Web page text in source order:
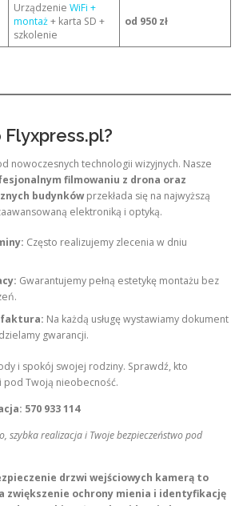
UrządzenieWiFi +
montaż+ karta SD +
szkolenie
od 950 zł
nowoczesnych technologii wizyjnych. Nasze
filmowaniu z drona oraz
budynkówprzekłada się na najwyższą
elektroniką i optyką.
Często realizujemy zlecenia w dniu
Gwarantujemy pełną estetykę montażu bez
faktura: Na każdą usługę wystawiamy dokument
gwarancji.
i spokój swojej rodziny. Sprawdź, kto
Twoją nieobecność.
570 933 114
szybka realizacja i Twoje bezpieczeństwo pod
drzwi wejściowych kamerą to
zwiększenie ochrony mienia i identyfikację